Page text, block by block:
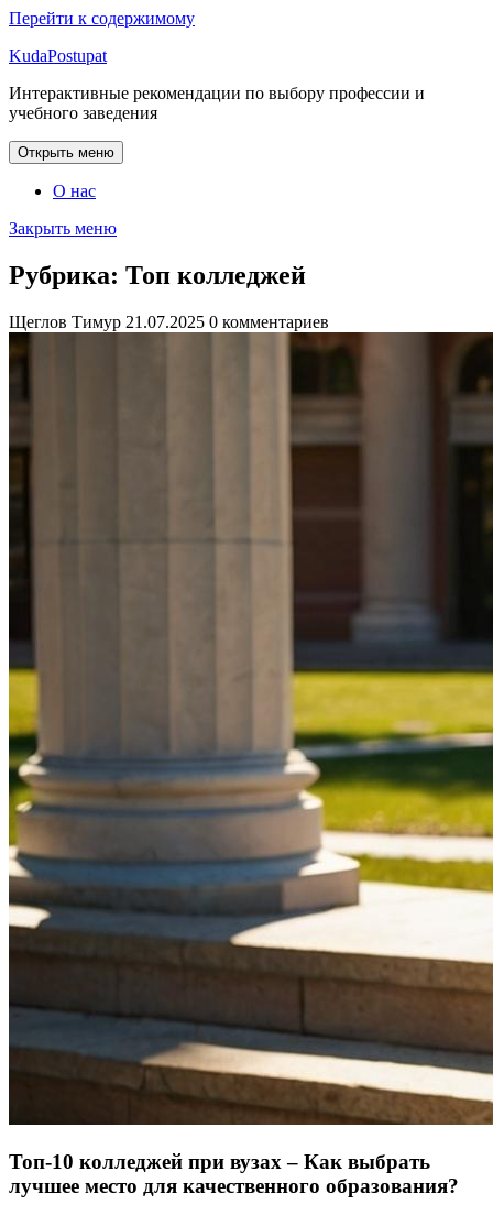
Перейти к содержимому
KudaPostupat
Интерактивные рекомендации по выбору профессии и
учебного заведения
Открыть меню
О нас
Закрыть меню
Рубрика: Топ колледжей
Щеглов Тимур 21.07.2025 0 комментариев
Топ-10 колледжей при вузах – Как выбрать
лучшее место для качественного образования?